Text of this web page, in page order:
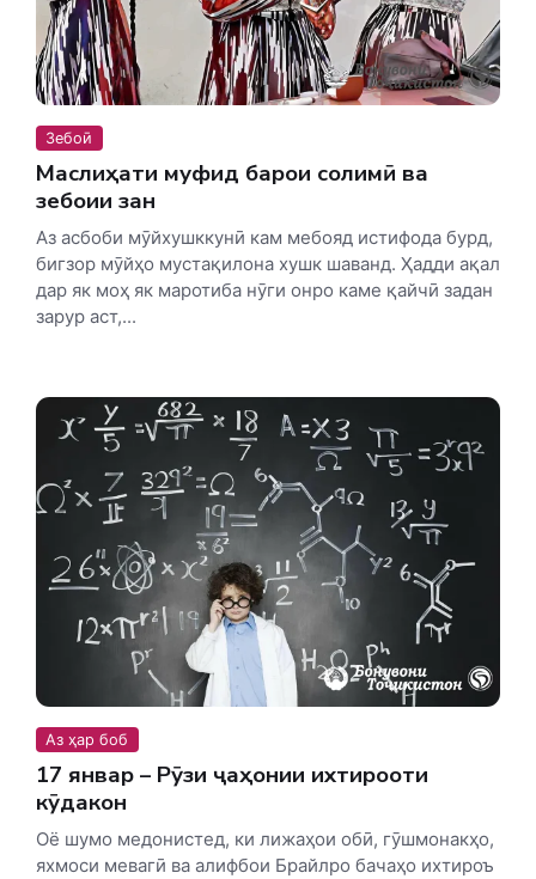
Зебоӣ
Маслиҳати муфид барои солимӣ ва
зебоии зан
Аз асбоби мӯйхушккунӣ кам мебояд истифода бурд,
бигзор мӯйҳо мустақилона хушк шаванд. Ҳадди ақал
дар як моҳ як маротиба нӯги онро каме қайчӣ задан
зарур аст,...
Аз ҳар боб
17 январ – Рӯзи ҷаҳонии ихтирооти
кӯдакон
Оё шумо медонистед, ки лижаҳои обӣ, гӯшмонакҳо,
яхмоси мевагӣ ва алифбои Брайлро бачаҳо ихтироъ